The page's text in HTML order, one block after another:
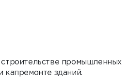
строительстве промышленных
капремонте зданий.